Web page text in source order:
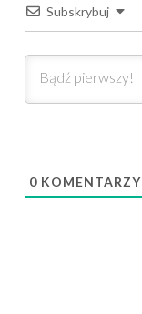
Subskrybuj
0 KOMENTARZY